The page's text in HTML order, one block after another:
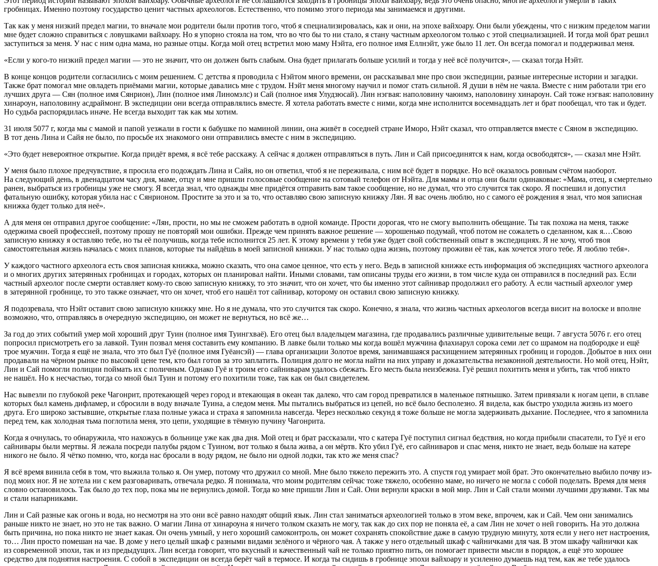
гробницах. Именно поэтому государство ценит частных археологов. Естественно, что помимо этого периода мы занимаемся и другими.
Так как у меня низкий предел магии, то вначале мои родители были против того, чтоб я специализировалась, как и они, на эпохе вайхоару. Они были убеждены, что с низким пределом магии
мне будет сложно справиться с ловушками вайхоару. Но я упорно стояла на том, что во что бы то ни стало, я стану частным археологом только с этой специализацией. И тогда мой брат решил
заступиться за меня. У нас с ним одна мама, но разные отцы. Когда мой отец встретил мою маму Нэйта, его полное имя Еллнэйт, уже было 11 лет. Он всегда помогал и поддерживал меня.
«Если у кого-то низкий предел магии — это не значит, что он должен быть слабым. Она будет прилагать больше усилий и тогда у неё всё получится», — сказал тогда Нэйт.
В конце концов родители согласились с моим решением. C детства я проводила с Нэйтом много времени, он рассказывал мне про свои экспедиции, разные интересные истории и загадки.
Также брат помогал мне овладеть приёмами магии, которые давались мне с трудом. Нэйт меня многому научил и помог стать сильной. Я души в нём не чаяла. Вместе с ним работали три его
лучших друга — Сян (полное имя Сянрион), Лин (полное имя Линомэлс) и Сай (полное имя Улудзюсай). Лин нэгвая: наполовину чаюимэ, наполовину хинароун. Сай тоже нэгвая: наполовину
хинароун, наполовину асдраймонг. В экспедиции они всегда отправлялись вместе. Я хотела работать вместе с ними, когда мне исполнится восемнадцать лет и брат пообещал, что так и будет.
Но судьба распорядилась иначе. Не всегда выходит так как мы хотим.
31 июля 5077 г, когда мы с мамой и папой уезжали в гости к бабушке по маминой линии, она живёт в соседней стране Иморо, Нэйт сказал, что отправляется вместе с Сяном в экспедицию.
В тот день Лина и Сайя не было, по просьбе их знакомого они отправились вместе с ним в экспедицию.
«Это будет невероятное открытие. Когда придёт время, я всё тебе расскажу. А сейчас я должен отправляться в путь. Лин и Сай присоединятся к нам, когда освободятся», — сказал мне Нэйт.
У меня было плохое предчувствие, я просила его подождать Лина и Сайя, но он ответил, чтоб я не переживала, с ним всё будет в порядке. Но всё оказалось ровным счётом наоборот.
На следующий день, в двенадцатом часу дня, маме, отцу и мне пришли голосовые сообщение на сотовый телефон от Нэйта. Для мамы и отца они были одинаковые: «Мама, отец, я смертельно
ранен, выбраться из гробницы уже не смогу. Я всегда знал, что однажды мне придётся отправить вам такое сообщение, но не думал, что это случится так скоро. Я поспешил и допустил
фатальную ошибку, которая убила нас с Сянрионом. Простите за это и за то, что оставляю свою записную книжку Лян. Я вас очень люблю, но с самого её рождения я знал, что моя записная
книжка будет только для неё».
А для меня он отправил другое сообщение: «Лян, прости, но мы не сможем работать в одной команде. Прости дорогая, что не смогу выполнить обещание. Ты так похожа на меня, также
одержима своей профессией, поэтому прошу не повторяй мои ошибки. Прежде чем принять важное решение — хорошенько подумай, чтоб потом не сожалеть о сделанном, как я.…Свою
записную книжку я оставляю тебе, но ты её получишь, когда тебе исполнится 25 лет. К этому времени у тебя уже будет свой собственный опыт в экспедициях. Я не хочу, чтоб твоя
самостоятельная жизнь началась с моих планов, которые ты найдёшь в моей записной книжки. У нас только одна жизнь, поэтому проживи её так, как хочется этого тебе. Я люблю тебя».
У каждого частного археолога есть своя записная книжка, можно сказать, что она самое ценное, что есть у него. Ведь в записной книжке есть информация об экспедициях частного археолога
и о многих других затерянных гробницах и городах, которых он планировал найти. Иными словами, там описаны труды его жизни, в том числе куда он отправился в последний раз. Если
частный археолог после смерти оставляет кому-то свою записную книжку, то это значит, что он хочет, что бы именно этот сайнивар продолжил его работу. А если частный археолог умер
в затерянной гробнице, то это также означает, что он хочет, чтоб его нашёл тот сайнивар, которому он оставил свою записную книжку.
Я подозревала, что Нэйт оставит свою записную книжку мне. Но я не думала, что это случится так скоро. Конечно, я знала, что жизнь частных археологов всегда висит на волоске и вполне
возможно, что, отправляясь в очередную экспедицию, он может не вернуться, но всё же…
За год до этих событий умер мой хороший друг Туин (полное имя Туингхваё). Его отец был владельцем магазина, где продавались различные удивительные вещи. 7 августа 5076 г. его отец
попросил присмотреть его за лавкой. Туин позвал меня составить ему компанию. В лавке были только мы когда вошёл мужчина флахиарул сорока семи лет со шрамом на подбородке и ещё
трое мужчин. Тогда я ещё не знала, что это был Гуё (полное имя Гуёансэй) — глава организации Золотое время, занимавшаяся расхищением затерянных гробниц и городов. Добытое в них они
продавали на чёрном рынке по высокой цене тем, кто был готов за это заплатить. Полиция долго не могла найти на них управу и доказательства незаконной деятельности. Но мой отец, Нэйт,
Лин и Сай помогли полиции поймать их с поличным. Однако Гуё и троим его сайниварам удалось сбежать. Его месть была неизбежна. Гуё решил похитить меня и убить, так чтоб никто
не нашёл. Но к несчастью, тогда со мной был Туин и потому его похитили тоже, так как он был свидетелем.
Нас вывезли по глубокой реке Чагонрит, протекающей через город и втекающая в океан так далеко, что сам город превратился в маленькое пятнышко. Затем привязали к ногам цепи, в сплаве
которых был камень дифламер, и сбросили в воду вначале Туина, а следом меня. Мы пытались выбраться из цепей, но всё было бесполезно. Я видела, как быстро уходила жизнь из моего
друга. Его широко застывшие, открытые глаза полные ужаса и страха я запомнила навсегда. Через несколько секунд я тоже больше не могла задерживать дыхание. Последнее, что я запомнила
перед тем, как холодная тьма поглотила меня, это цепи, уходящие в тёмную пучину Чагонрита.
Когда я очнулась, то обнаружила, что нахожусь в больнице уже как два дня. Мой отец и брат рассказали, что с катера Гуё поступил сигнал бедствия, но когда прибыли спасатели, то Гуё и его
сайнивары были мертвы. Я лежала посреди палубы рядом с Туином, вот только я была жива, а он мёртв. Кто убил Гуё, его сайниваров и спас меня, никто не знает, ведь больше на катере
никого не было. Я чётко помню, что, когда нас бросали в воду рядом, не было ни одной лодки, так кто же меня спас?
Я всё время винила себя в том, что выжила только я. Он умер, потому что дружил со мной. Мне было тяжело пережить это. А спустя год умирает мой брат. Это окончательно выбило почву из-
под моих ног. Я не хотела ни с кем разговаривать, отвечала редко. Я понимала, что моим родителям сейчас тоже тяжело, особенно маме, но ничего не могла с собой поделать. Время для меня
словно остановилось. Так было до тех пор, пока мы не вернулись домой. Тогда ко мне пришли Лин и Сай. Они вернули краски в мой мир. Лин и Сай стали моими лучшими друзьями. Так мы
и стали напарниками.
Лин и Сай разные как огонь и вода, но несмотря на это они всё равно находят общий язык. Лин стал заниматься археологией только в этом веке, впрочем, как и Сай. Чем они занимались
раньше никто не знает, но это не так важно. О магии Лина от хинароуна я ничего толком сказать не могу, так как до сих пор не поняла её, а сам Лин не хочет о ней говорить. На это должна
быть причина, но пока никто не знает какая. Он очень умный, у него хороший самоконтроль, он может сохранять спокойствие даже в самую трудную минуту, хотя если у него нет настроения,
то… Лин просто помешан на чае. В доме у него целый шкаф с разными видами зелёного и чёрного чая. А также у него отдельный шкаф с чайничками для чая. В этом шкафу чайнички как
из современной эпохи, так и из предыдущих. Лин всегда говорит, что вкусный и качественный чай не только приятно пить, он помогает привести мысли в порядок, а ещё это хорошее
средство для поднятия настроения. С собой в экспедиции он всегда берёт чай в термосе. И когда ты сидишь в гробнице эпохи вайхоару и усиленно думаешь над тем, как же тебе удалось